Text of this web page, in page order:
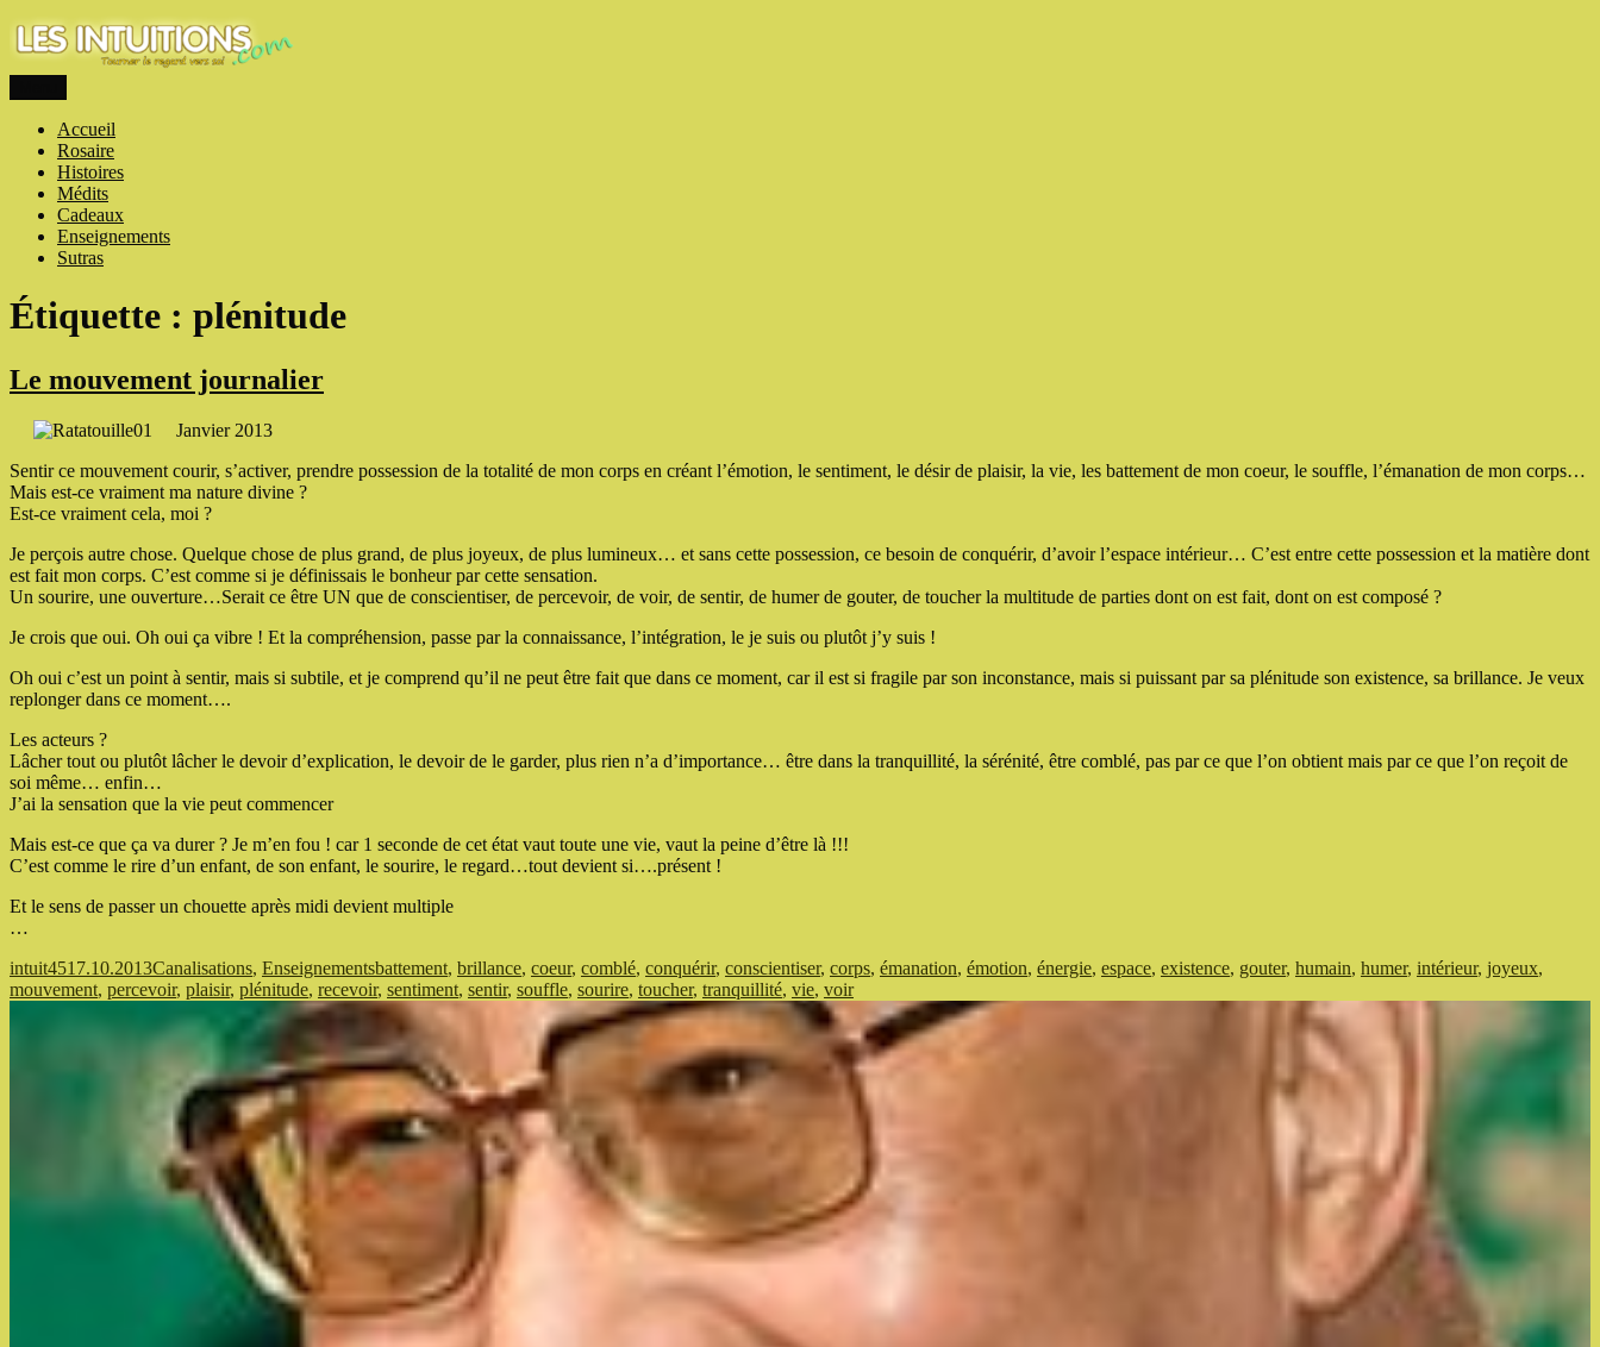
Aller
contenu
Les intuitions
Touner le regard vers soi
Accueil
Rosaire
Histoires
Médits
Cadeaux
Enseignements
Sutras
Étiquette : plénitude
Le mouvement journalier
Janvier 2013
Sentir ce mouvement courir, s’activer, prendre possession de la totalité de mon corps en créant l’émotion, le sentiment, le désir de plaisir, la vie, les battement de mon coeur, le souffle, l’émanation de mon corps…
Mais est-ce vraiment ma nature divine ?
Est-ce vraiment cela, moi ?
Je perçois autre chose. Quelque chose de plus grand, de plus joyeux, de plus lumineux… et sans cette possession, ce besoin de conquérir, d’avoir l’espace intérieur… C’est entre cette possession et la matière dont
est fait mon corps. C’est comme si je définissais le bonheur par cette sensation.
Un sourire, une ouverture…Serait ce être UN que de conscientiser, de percevoir, de voir, de sentir, de humer de gouter, de toucher la multitude de parties dont on est fait, dont on est composé ?
Je crois que oui. Oh oui ça vibre ! Et la compréhension, passe par la connaissance, l’intégration, le je suis ou plutôt j’y suis !
Oh oui c’est un point à sentir, mais si subtile, et je comprend qu’il ne peut être fait que dans ce moment, car il est si fragile par son inconstance, mais si puissant par sa plénitude son existence, sa brillance. Je veux
replonger dans ce moment….
Les acteurs ?
Lâcher tout ou plutôt lâcher le devoir d’explication, le devoir de le garder, plus rien n’a d’importance… être dans la tranquillité, la sérénité, être comblé, pas par ce que l’on obtient mais par ce que l’on reçoit de
soi même… enfin…
J’ai la sensation que la vie peut commencer
Mais est-ce que ça va durer ? Je m’en fou ! car 1 seconde de cet état vaut toute une vie, vaut la peine d’être là !!!
C’est comme le rire d’un enfant, de son enfant, le sourire, le regard…tout devient si….présent !
Et le sens de passer un chouette après midi devient multiple
…
Auteur
intuit45Publié
le
17.10.2013Catégories
Canalisations, EnseignementsÉtiquettes
battement, brillance, coeur, comblé, conquérir, conscientiser, corps, émanation, émotion, énergie, espace, existence, gouter, humain, humer, intérieur, joyeux,
mouvement, percevoir, plaisir, plénitude, recevoir, sentiment, sentir, souffle, sourire, toucher, tranquillité, vie, voir